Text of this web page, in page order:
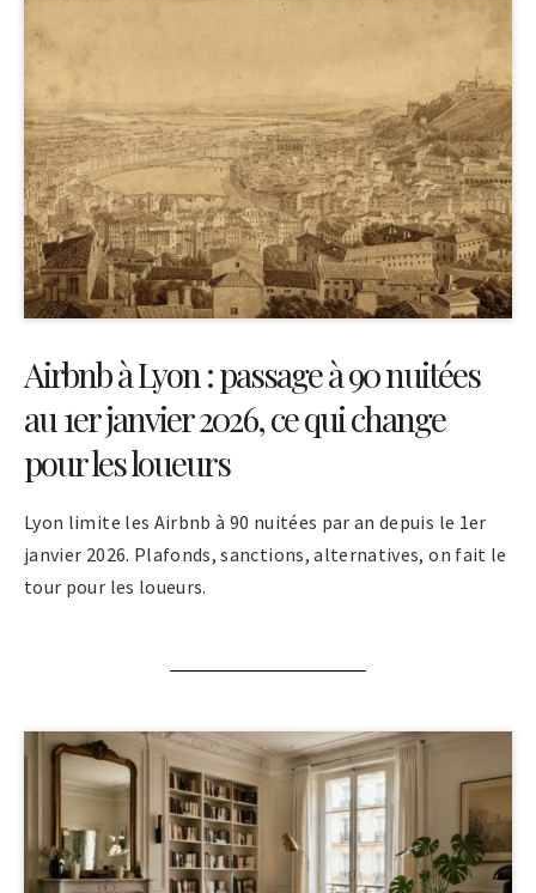
Airbnb à Lyon : passage à 90 nuitées
au 1er janvier 2026, ce qui change
pour les loueurs
Lyon limite les Airbnb à 90 nuitées par an depuis le 1er
janvier 2026. Plafonds, sanctions, alternatives, on fait le
tour pour les loueurs.